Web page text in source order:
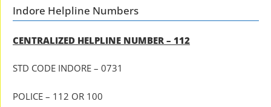
Indore Helpline Numbers
CENTRALIZED HELPLINE NUMBER – 112
STD CODE INDORE – 0731
POLICE – 112 OR 100